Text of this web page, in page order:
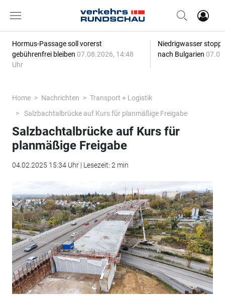
Hormus-Passage soll vorerst
gebührenfrei bleiben 07.08.2026, 14:48
Uhr
Niedrigwasser
nach Bulgarien
Home Nachrichten
Transport + Logistik
Salzbachtalbrücke auf Kurs für planmäßige Freigabe
Salzbachtalbrücke auf Kurs für
planmäßige Freigabe
04.02.2025 15:34 Uhr | Lesezeit: 2 min